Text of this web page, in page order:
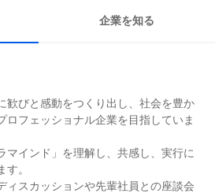
企業を知る
歓びと感動をつくり出し、社会を豊か
ロフェッショナル企業を目指していま
マインド」を理解し、共感し、実行に
。
ィスカッションや先輩社員との座談会